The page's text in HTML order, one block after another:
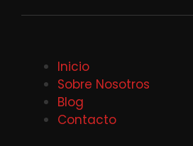
Inicio
Sobre Nosotros
Blog
Contacto